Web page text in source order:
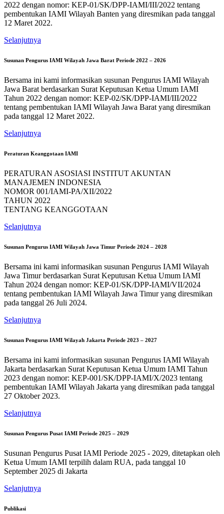
2022 dengan nomor: KEP-01/SK/DPP-IAMI/III/2022 tentang
pembentukan IAMI Wilayah Banten yang diresmikan pada tanggal
12 Maret 2022.
Selanjutnya
Susunan Pengurus IAMI Wilayah Jawa Barat Periode 2022 – 2026
Bersama ini kami informasikan susunan Pengurus IAMI Wilayah
Jawa Barat berdasarkan Surat Keputusan Ketua Umum IAMI
Tahun 2022 dengan nomor: KEP-02/SK/DPP-IAMI/III/2022
tentang pembentukan IAMI Wilayah Jawa Barat yang diresmikan
pada tanggal 12 Maret 2022.
Selanjutnya
Peraturan Keanggotaan IAMI
PERATURAN ASOSIASI INSTITUT AKUNTAN
MANAJEMEN INDONESIA
NOMOR 001/IAMI-PA/XII/2022
TAHUN 2022
TENTANG KEANGGOTAAN
Selanjutnya
Susunan Pengurus IAMI Wilayah Jawa Timur Periode 2024 – 2028
Bersama ini kami informasikan susunan Pengurus IAMI Wilayah
Jawa Timur berdasarkan Surat Keputusan Ketua Umum IAMI
Tahun 2024 dengan nomor: KEP-01/SK/DPP-IAMI/VII/2024
tentang pembentukan IAMI Wilayah Jawa Timur yang diresmikan
pada tanggal 26 Juli 2024.
Selanjutnya
Susunan Pengurus IAMI Wilayah Jakarta Periode 2023 – 2027
Bersama ini kami informasikan susunan Pengurus IAMI Wilayah
Jakarta berdasarkan Surat Keputusan Ketua Umum IAMI Tahun
2023 dengan nomor: KEP-001/SK/DPP-IAMI/X/2023 tentang
pembentukan IAMI Wilayah Jakarta yang diresmikan pada tanggal
27 Oktober 2023.
Selanjutnya
Susunan Pengurus Pusat IAMI Periode 2025 – 2029
Susunan Pengurus Pusat IAMI Periode 2025 - 2029, ditetapkan oleh
Ketua Umum IAMI terpilih dalam RUA, pada tanggal 10
September 2025 di Jakarta
Selanjutnya
Publikasi